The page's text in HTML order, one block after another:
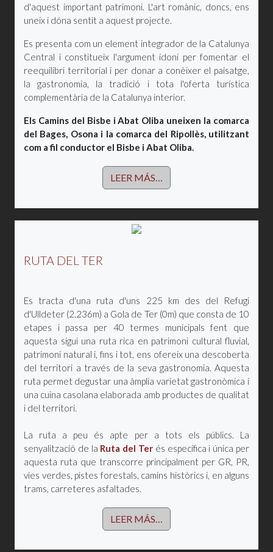
d'aquest important patrimoni. L'art romànic, doncs, ens
uneix i dóna sentit a aquest projecte.
Es presenta com un element integrador de la Catalunya
Central i constitueix l'argument idoni per fomentar el
reequilibri territorial i per donar a conèixer el paisatge,
la gastronomia, la tradició i tota l'oferta turística
complementària de la Catalunya interior.
Els Camins del Bisbe i Abat Oliba uneixen la comarca
del Bages, Osona i la comarca del Ripollès, utilitzant
com a fil conductor el Bisbe i Abat Oliba.
LEER MÁS…
RUTA DEL TER
Es tracta d'una ruta d'uns 225 km des del Refugi
d'Ulldeter (2.236m) a Gola de Ter (0m) que consta de 10
etapes i passa per 40 termes municipals fent que
aquesta sigui una ruta rica en patrimoni cultural fluvial,
patrimoni natural i, fins i tot, ens ofereix una descoberta
del territori a través de la seva gastronomia. Aquesta
ruta permet degustar una àmplia varietat gastronòmica i
una cuina casolana elaborada amb productes de qualitat
i del territori.
La ruta a peu és apte per a tots els públics. La
senyalització de la Ruta del Ter és específica i única per
aquesta ruta que transcorre principalment per GR, PR,
vies verdes, pistes forestals, camins històrics i, en alguns
trams, carreteres asfaltades.
LEER MÁS…